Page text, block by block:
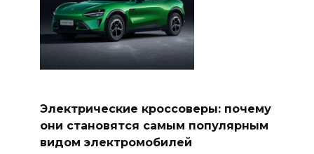
Электрические кроссоверы: почему
они становятся самым популярным
видом электромобилей